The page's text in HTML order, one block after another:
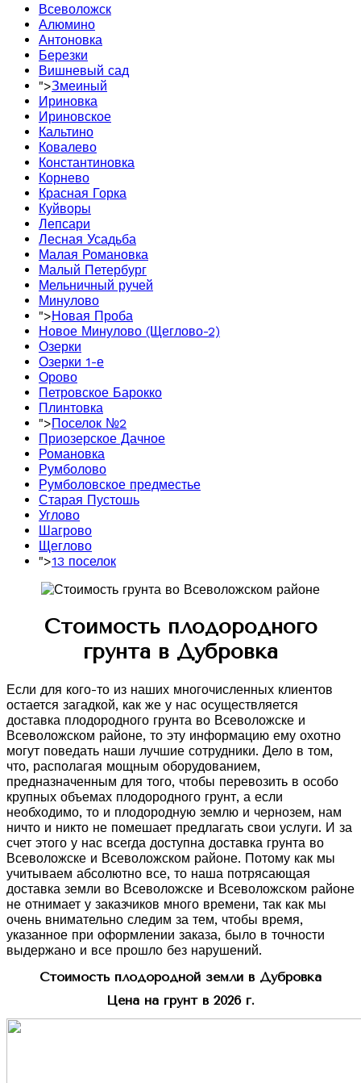
Всеволожск
Алюмино
Антоновка
Березки
Вишневый сад
">Змеиный
Ириновка
Ириновское
Кальтино
Ковалево
Константиновка
Корнево
Красная Горка
Куйворы
Лепсари
Лесная Усадьба
Малая Романовка
Малый Петербург
Мельничный ручей
Минулово
">Новая Проба
Новое Минулово (Щеглово-2)
Озерки
Озерки 1-е
Орово
Петровское Барокко
Плинтовка
">Поселок №2
Приозерское Дачное
Романовка
Румболово
Румболовское предместье
Старая Пустошь
Углово
Шагрово
Щеглово
">13 поселок
Стоимость плодородного
грунта в Дубровка
Если для кого-то из наших многочисленных клиентов
остается загадкой, как же у нас осуществляется
доставка плодородного грунта во Всеволожске и
Всеволожском районе, то эту информацию ему охотно
могут поведать наши лучшие сотрудники. Дело в том,
что, располагая мощным оборудованием,
предназначенным для того, чтобы перевозить в особо
крупных объемах плодородного грунт, а если
необходимо, то и плодородную землю и чернозем, нам
ничто и никто не помешает предлагать свои услуги. И за
счет этого у нас всегда доступна доставка грунта во
Всеволожске и Всеволожском районе. Потому как мы
учитываем абсолютно все, то наша потрясающая
доставка земли во Всеволожске и Всеволожском районе
не отнимает у заказчиков много времени, так как мы
очень внимательно следим за тем, чтобы время,
указанное при оформлении заказа, было в точности
выдержано и все прошло без нарушений.
Стоимость плодородной земли в Дубровка
Цена на грунт в 2026 г.